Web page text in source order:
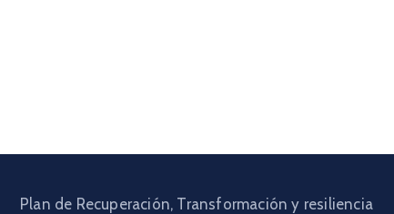
Plan de Recuperación, Transformación y resiliencia